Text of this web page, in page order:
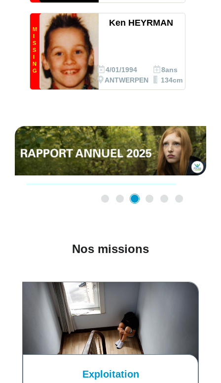
M
I
S
S
I
N
G
Ken HEYRMAN
4/01/1994
ANTWERPEN
8ans
134cm
Nos missions
Exploitation